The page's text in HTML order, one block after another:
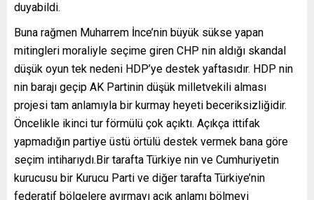
duyabildi.
Buna rağmen Muharrem İnce’nin büyük sükse yapan
mitingleri moraliyle seçime giren CHP nin aldığı skandal
düşük oyun tek nedeni HDP’ye destek yaftasıdır. HDP nin
nin barajı geçip AK Partinin düşük milletvekili alması
projesi tam anlamıyla bir kurmay heyeti beceriksizliğidir.
Öncelikle ikinci tur förmülü çok açıktı. Açıkça ittifak
yapmadığın partiye üstü örtülü destek vermek bana göre
seçim intiharıydı.Bir tarafta Türkiye nin ve Cumhuriyetin
kurucusu bir Kurucu Parti ve diğer tarafta Türkiye’nin
federatif bölgelere ayırmayı açık anlamı bölmeyi